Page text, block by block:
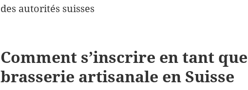
des autorités suisses
Comment s’inscrire en tant que
brasserie artisanale en Suisse